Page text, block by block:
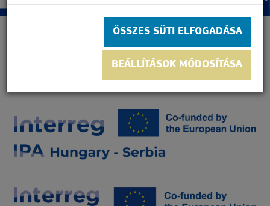
ÖSSZES SÜTI ELFOGADÁSA
BEÁLLÍTÁSOK MÓDOSÍTÁSA